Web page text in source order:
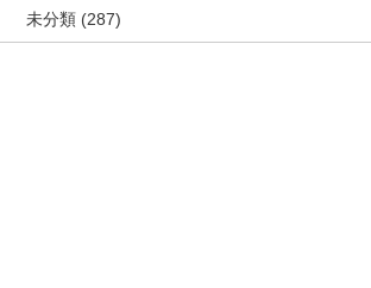
未分類 (287)